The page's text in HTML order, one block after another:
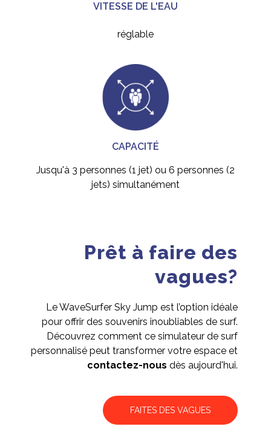
VITESSE DE L'EAU
réglable
CAPACITÉ
Jusqu'à 3 personnes (1 jet) ou 6 personnes (2
jets) simultanément
Prêt à faire des
vagues?
Le WaveSurfer Sky Jump est l’option idéale
pour offrir des souvenirs inoubliables de surf.
Découvrez comment ce simulateur de surf
personnalisé peut transformer votre espace et
contactez-nous dès aujourd'hui.
FAITES DES VAGUES